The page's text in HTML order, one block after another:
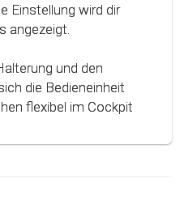
Einstellung wird dir
angezeigt.
und den
die Bedieneinheit
flexibel im Cockpit